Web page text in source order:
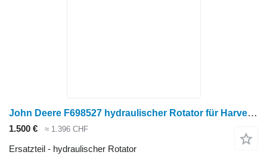
John Deere F698527 hydraulischer Rotator für Harvester
1.500 € ≈ 1.396 CHF
Ersatzteil - hydraulischer Rotator